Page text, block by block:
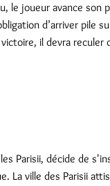
le joueur avance son
d’arriver pile
il devra reculer
Parisii, décide de
ville des Parisii